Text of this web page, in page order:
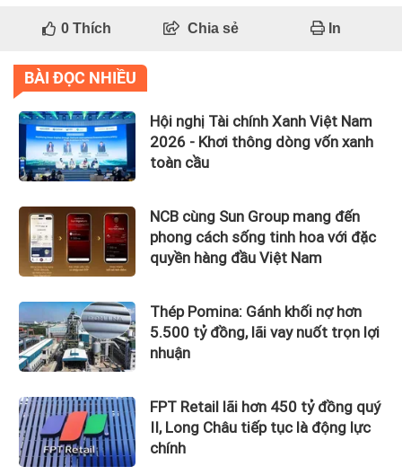
0Thích Chia sẻ In
BÀI ĐỌC NHIỀU
Hội nghị Tài chính Xanh Việt Nam
2026 - Khơi thông dòng vốn xanh
toàn cầu
NCB cùng Sun Group mang đến
phong cách sống tinh hoa với đặc
quyền hàng đầu Việt Nam
Thép Pomina: Gánh khối nợ hơn
5.500 tỷ đồng, lãi vay nuốt trọn lợi
nhuận
FPT Retail lãi hơn 450 tỷ đồng quý
II, Long Châu tiếp tục là động lực
chính